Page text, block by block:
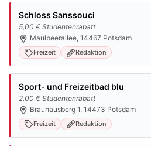
Schloss Sanssouci
5,00 € Studentenrabatt
Maulbeerallee, 14467 Potsdam
Freizeit Redaktion
Sport- und Freizeitbad blu
2,00 € Studentenrabatt
Brauhausberg 1, 14473 Potsdam
Freizeit Redaktion